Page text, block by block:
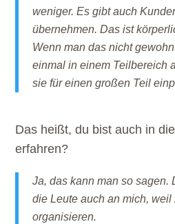
weniger. Es gibt auch
übernehmen. Das ist
Wenn man das nicht
einmal in einem Teilbereich
sie für einen großen Teil
Das heißt, du bist auch in
erfahren?
Ja, das kann man so sagen.
die Leute auch an mich,
organisieren.